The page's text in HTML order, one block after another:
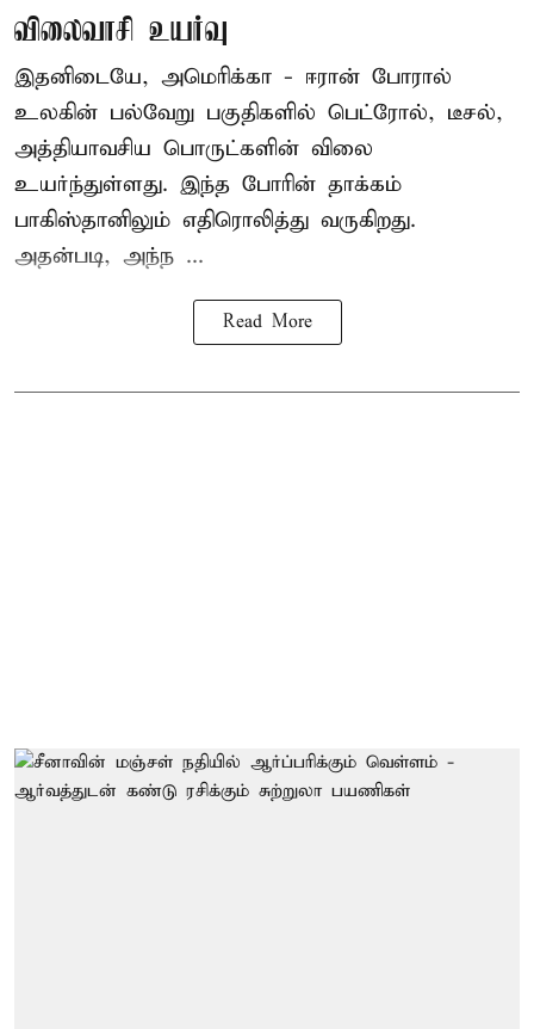
விலைவாசி உயர்வு
இதனிடையே, அமெரிக்கா - ஈரான் போரால்
உலகின் பல்வேறு பகுதிகளில் பெட்ரோல், டீசல்,
அத்தியாவசிய பொருட்களின் விலை
உயர்ந்துள்ளது. இந்த போரின் தாக்கம்
பாகிஸ்தானிலும் எதிரொலித்து வருகிறது.
அதன்படி, அந்ந ...
Read More